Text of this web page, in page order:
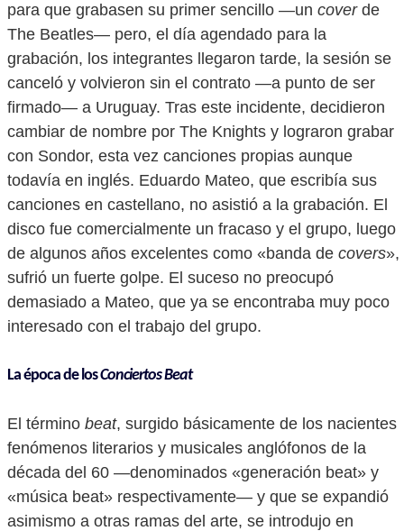
para que grabasen su primer sencillo —un coverde
The Beatles— pero, el día agendado para la
grabación, los integrantes llegaron tarde, la sesión se
canceló y volvieron sin el contrato —a punto de ser
firmado— a Uruguay. Tras este incidente, decidieron
cambiar de nombre por The Knights y lograron grabar
con Sondor, esta vez canciones propias aunque
todavía en inglés. Eduardo Mateo, que escribía sus
canciones en castellano, no asistió a la grabación. El
disco fue comercialmente un fracaso y el grupo, luego
de algunos años excelentes como «banda de covers»,
sufrió un fuerte golpe. El suceso no preocupó
demasiado a Mateo, que ya se encontraba muy poco
interesado con el trabajo del grupo.
La época de losConciertos Beat
El término beat, surgido básicamente de los nacientes
fenómenos literarios y musicales anglófonos de la
década del 60 —denominados «generación beat» y
«música beat» respectivamente— y que se expandió
asimismo a otras ramas del arte, se introdujo en